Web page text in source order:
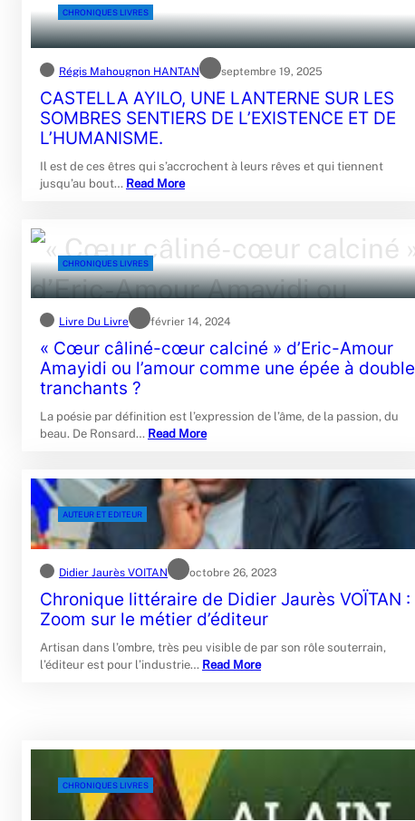
CHRONIQUES LIVRES
Régis Mahougnon HANTAN septembre 19, 2025
CASTELLA AYILO, UNE LANTERNE SUR LES
SOMBRES SENTIERS DE L’EXISTENCE ET DE
L’HUMANISME.
Il est de ces êtres qui s’accrochent à leurs rêves et qui tiennent
jusqu’au bout… Read More
CHRONIQUES LIVRES
Livre Du Livre février 14, 2024
« Cœur câliné-cœur calciné » d’Eric-Amour
Amayidi ou l’amour comme une épée à double
tranchants ?
La poésie par définition est l’expression de l’âme, de la passion, du
beau. De Ronsard… Read More
AUTEUR ET EDITEUR
Didier Jaurès VOITAN octobre 26, 2023
Chronique littéraire de Didier Jaurès VOÏTAN :
Zoom sur le métier d’éditeur
Artisan dans l’ombre, très peu visible de par son rôle souterrain,
l’éditeur est pour l’industrie… Read More
CHRONIQUES LIVRES